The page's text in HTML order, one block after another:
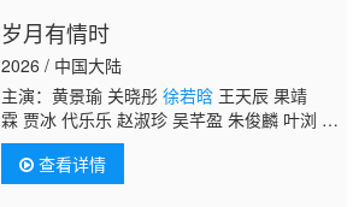
岁月有情时
2026 / 中国大陆
主演：黄景瑜 关晓彤 徐若晗王天辰 果靖
霖 贾冰 代乐乐 赵淑珍 吴芊盈 朱俊麟 叶浏 孙
茜 王策 艾丽娅 赵阳 赵志伟
查看详情